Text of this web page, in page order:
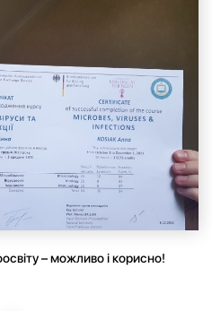
– можливо і корисно!